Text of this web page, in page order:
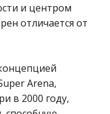
и центром
отличается от
Arena,
в 2000 году,